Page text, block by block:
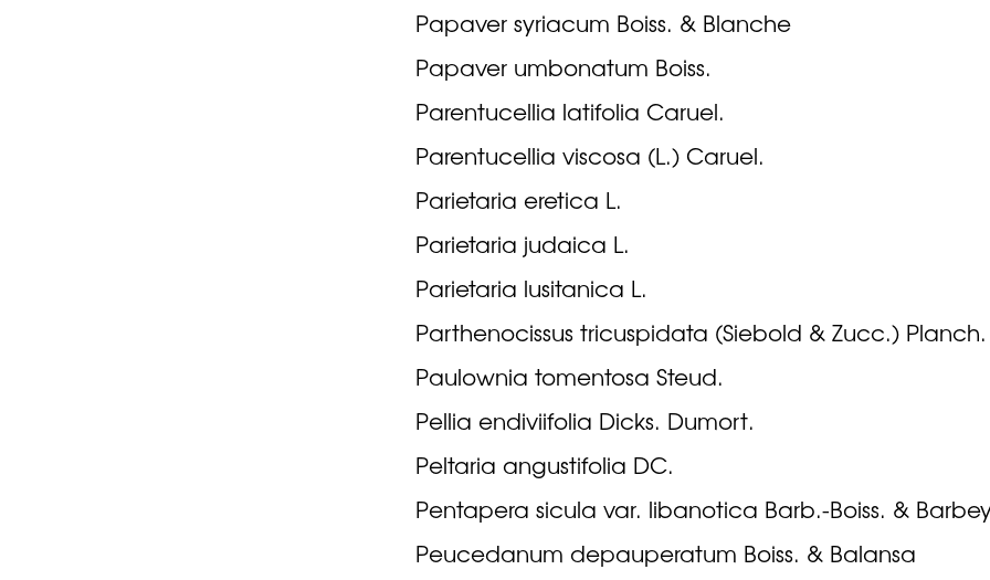
Papaver syriacum Boiss. & Blanche
Papaver umbonatum Boiss.
Parentucellia latifolia Caruel.
Parentucellia viscosa (L.) Caruel.
Parietaria eretica L.
Parietaria judaica L.
Parietaria lusitanica L.
Parthenocissus tricuspidata (Siebold & Zucc.) Planch.
Paulownia tomentosa Steud.
Pellia endiviifolia Dicks. Dumort.
Peltaria angustifolia DC.
Pentapera sicula var. libanotica Barb.-Boiss. &
Peucedanum depauperatum Boiss. & Balansa